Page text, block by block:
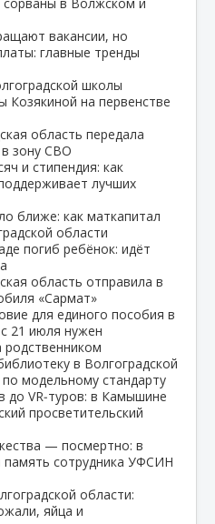
вакансии, но
главные тренды
школы
Козякиной на первенстве
область передала
в зону СВО
и стипендия: как
лучших
ближе: как маткапитал
области
погиб ребёнок: идёт
область отправила в
«Сармат»
для единого пособия в
21 июля нужен
в Волгоградской
модельному стандарту
до VR‑туров: в Камышине
просветительский
— посмертно: в
память сотрудника УФСИН
области:
яйца и